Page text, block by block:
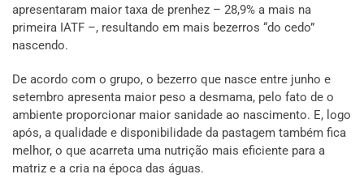
apresentaram maior taxa de prenhez – 28,9% a mais na
primeira IATF –, resultando em mais bezerros “do cedo”
nascendo.
De acordo com o grupo, o bezerro que nasce entre junho e
setembro apresenta maior peso a desmama, pelo fato de o
ambiente proporcionar maior sanidade ao nascimento. E, logo
após, a qualidade e disponibilidade da pastagem também fica
melhor, o que acarreta uma nutrição mais eficiente para a
matriz e a cria na época das águas.